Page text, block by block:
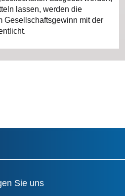
lassen, werden die
Gesellschaftsgewinn mit der
Sie uns